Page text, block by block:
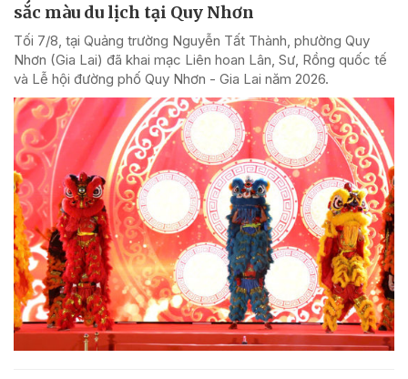
sắc màu du lịch tại Quy Nhơn
Tối 7/8, tại Quảng trường Nguyễn Tất Thành, phường Quy
Nhơn (Gia Lai) đã khai mạc Liên hoan Lân, Sư, Rồng quốc tế
và Lễ hội đường phố Quy Nhơn - Gia Lai năm 2026.